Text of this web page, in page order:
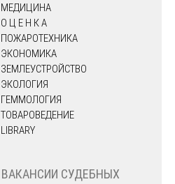
МЕДИЦИНА
О Ц Е Н К А
ПОЖАРОТЕХНИКА
ЭКОНОМИКА
ЗЕМЛЕУСТРОЙСТВО
ЭКОЛОГИЯ
ГЕММОЛОГИЯ
ТОВАРОВЕДЕНИЕ
LIBRARY
ВАКАНСИИ СУДЕБНЫХ